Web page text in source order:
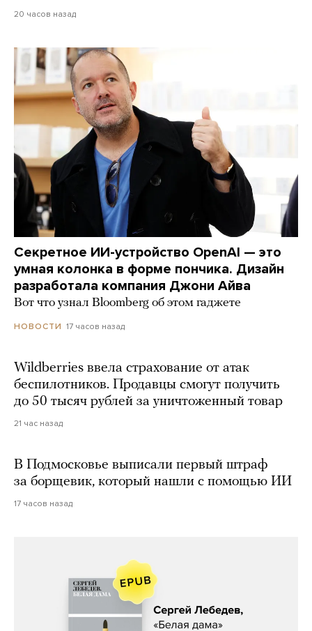
20 часов назад
Секретное ИИ-устройство OpenAI — это
умная колонка в форме пончика. Дизайн
разработала компания Джони Айва
Вот что узнал Bloomberg об этом гаджете
НОВОСТИ 17 часов назад
Wildberries ввела страхование от атак
беспилотников. Продавцы смогут получить
до 50 тысяч рублей за уничтоженный товар
21 час назад
В Подмосковье выписали первый штраф
за борщевик, который нашли с помощью ИИ
17 часов назад